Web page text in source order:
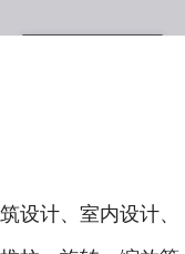
设计、室内设计、